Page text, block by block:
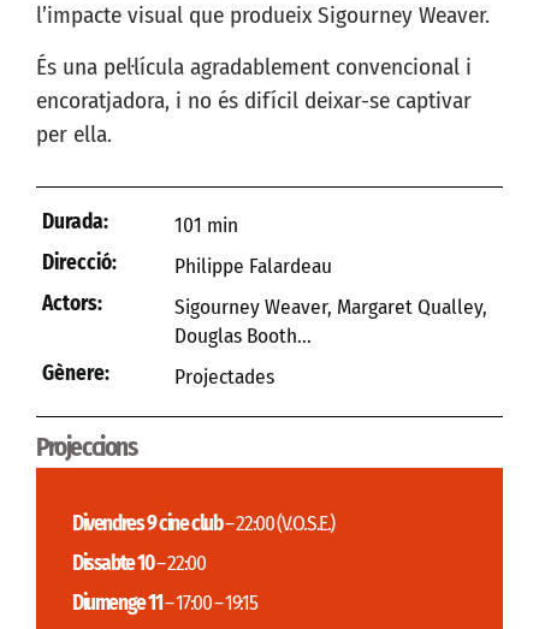
l’impacte visual que produeix Sigourney Weaver.
És una pel·lícula agradablement convencional i
encoratjadora, i no és difícil deixar-se captivar
per ella.
Durada:
101 min
Direcció:
Philippe Falardeau
Actors:
Sigourney Weaver, Margaret Qualley,
Douglas Booth...
Gènere:
Projectades
Projeccions
Divendres 9 cine club– 22:00 (V.O.S.E.)
Dissabte 10– 22:00
Diumenge 11– 17:00 – 19:15